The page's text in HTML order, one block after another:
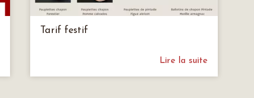
Tarif festif
Lire la suite